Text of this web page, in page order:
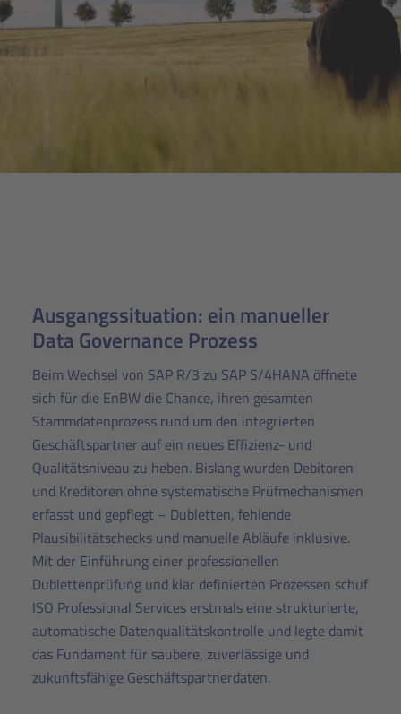
Ausgangssituation: ein manueller
Data Governance Prozess
Beim Wechsel von SAP R/3 zu SAP S/4HANA öffnete
sich für die EnBW die Chance, ihren gesamten
Stammdatenprozess rund um den integrierten
Geschäftspartner auf ein neues Effizienz- und
Qualitätsniveau zu heben. Bislang wurden Debitoren
und Kreditoren ohne systematische Prüfmechanismen
erfasst und gepflegt – Dubletten, fehlende
Plausibilitätschecks und manuelle Abläufe inklusive.
Mit der Einführung einer professionellen
Dublettenprüfung und klar definierten Prozessen schuf
ISO Professional Services erstmals eine strukturierte,
automatische Datenqualitätskontrolle und legte damit
das Fundament für saubere, zuverlässige und
zukunftsfähige Geschäftspartnerdaten.